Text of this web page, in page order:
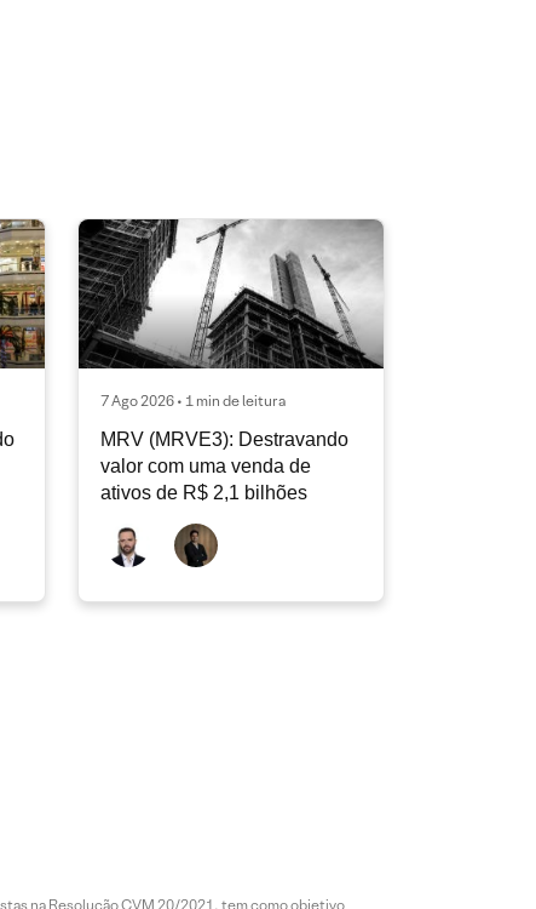
7 Ago 2026 • 1 min de leitura
MRV (MRVE3): Destravando
valor com uma venda de
ativos de R$ 2,1 bilhões
na Resolução CVM 20/2021, tem como objetivo